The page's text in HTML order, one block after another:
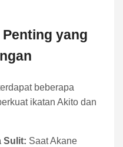
yang
beberapa
ikatan Akito dan
Sulit: Saat Akane